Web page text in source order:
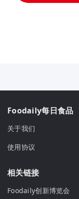
Foodaily每日食品
关于我们
使用协议
相关链接
Foodaily创新博览会